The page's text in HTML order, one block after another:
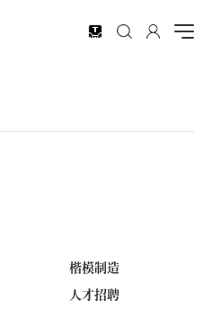
楷模制造
人才招聘